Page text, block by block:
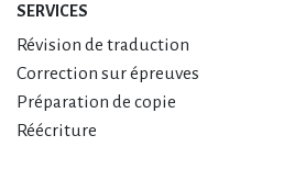
SERVICES
Révision de traduction
Correction sur épreuves
Préparation de copie
Réécriture